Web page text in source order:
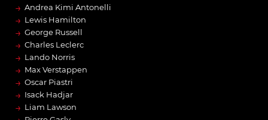
→ Andrea Kimi Antonelli
→ Lewis Hamilton
→ George Russell
→ Charles Leclerc
→ Lando Norris
→ Max Verstappen
→ Oscar Piastri
→ Isack Hadjar
→ Liam Lawson